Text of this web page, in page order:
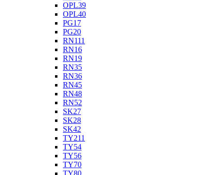
OPL39
OPL40
PG17
PG20
RN111
RN16
RN19
RN35
RN36
RN45
RN48
RN52
SK27
SK28
SK42
TY211
TY54
TY56
TY70
TY80